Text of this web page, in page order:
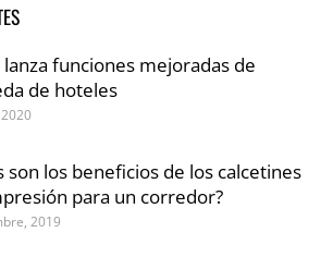
lanza funciones mejoradas de
de hoteles
son los beneficios de los calcetines
para un corredor?
2019